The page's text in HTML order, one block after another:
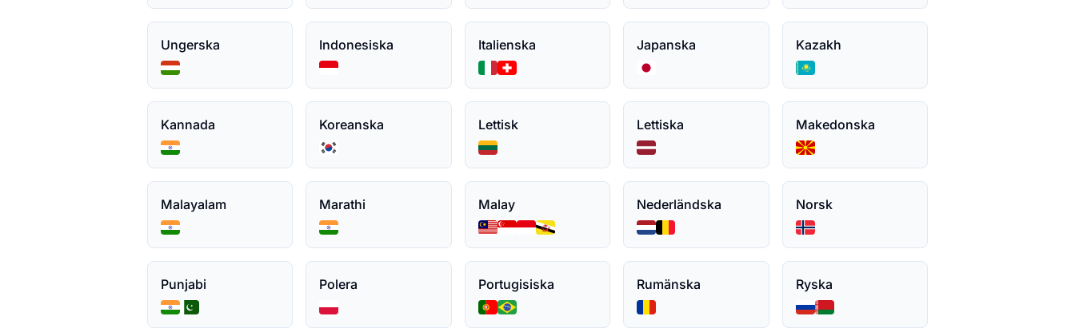
Ungerska Indonesiska Italienska Japanska Kazakh
Kannada Koreanska Lettisk Lettiska Makedonska
Malayalam Marathi Malay Nederländska Norsk
Punjabi Polera Portugisiska Rumänska Ryska